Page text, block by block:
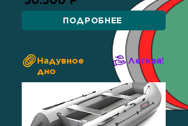
ПОДРОБНЕЕ
Надувное
дно
Легкая!